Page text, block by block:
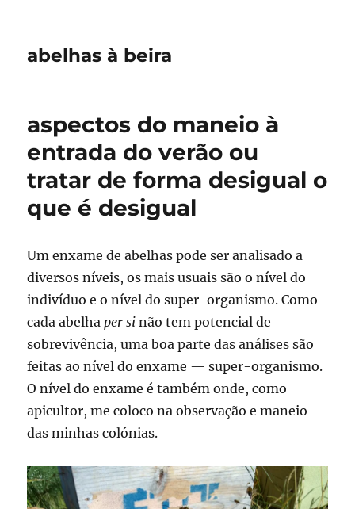
abelhas à beira
aspectos do maneio à
entrada do verão ou
tratar de forma desigual o
que é desigual
Um enxame de abelhas pode ser analisado a
diversos níveis, os mais usuais são o nível do
indivíduo e o nível do super-organismo. Como
cada abelhaper si não tem potencial de
sobrevivência, uma boa parte das análises são
feitas ao nível do enxame — super-organismo.
O nível do enxame é também onde, como
apicultor, me coloco na observação e maneio
das minhas colónias.